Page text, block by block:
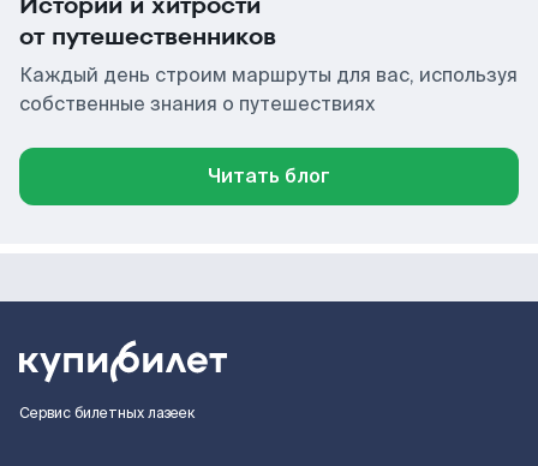
от путешественников
Каждый день строим маршруты для вас, используя
собственные знания о путешествиях
Читать блог
Сервис билетных лазеек